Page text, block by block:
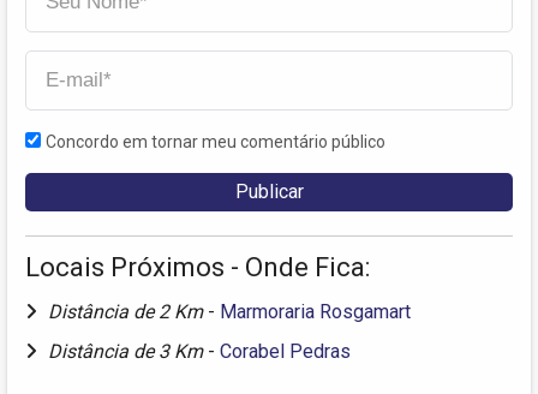
Concordo em tornar meu comentário público
Locais Próximos - Onde Fica:
Distância de 2 Km - Marmoraria Rosgamart
Distância de 3 Km - Corabel Pedras